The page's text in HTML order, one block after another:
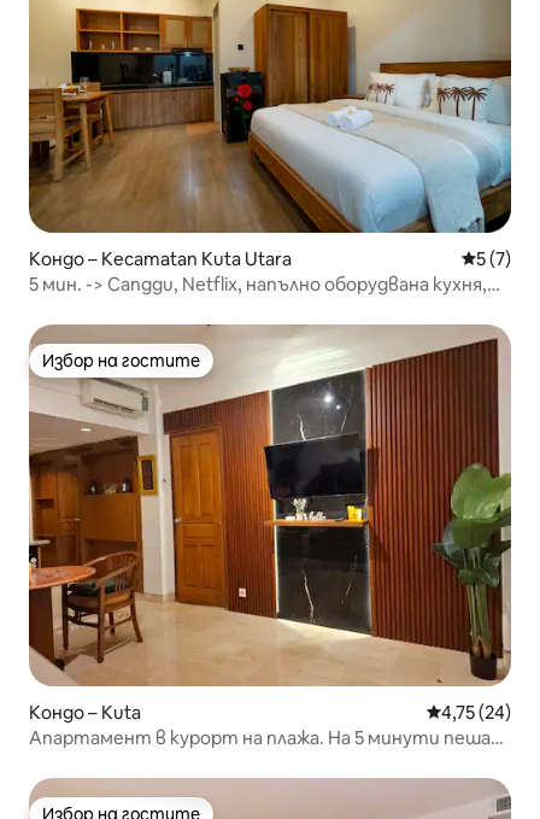
Кондо – Kecamatan Kuta Utara Средна
5 (7)
5 мин. -> Canggu, Netflix, напълно оборудвана кухня,
Избор на гостите
Избор на гостите
Кондо – Kuta Средна
4,75 (24)
Апартамент в курорт на плажа. На 5 минути пеша
Избор на гостите